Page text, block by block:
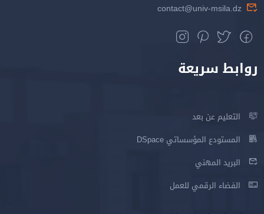
contact@univ-msila.dz
روابط سريعة
التعليم عن بعد
المستودع المؤسساتي DSpace
البريد المهني
الفضاء الرقمي للعمل